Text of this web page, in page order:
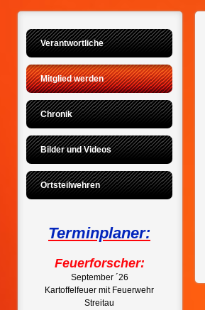
Verantwortliche
Mitglied werden
Chronik
Bilder und Videos
Ortsteilwehren
Terminplaner:
Feuerforscher:
September ´26
Kartoffelfeuer mit Feuerwehr
Streitau